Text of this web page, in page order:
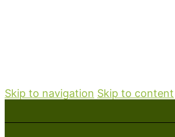
Skip to navigation Skip to content